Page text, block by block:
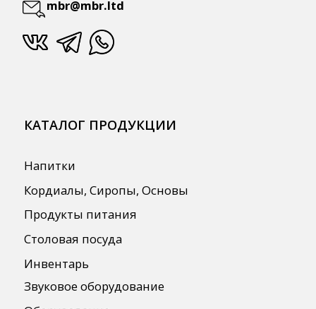
АКЦИИ
Публичная оферта
Политика конфиденциальности
О Компании
Сотрудничество